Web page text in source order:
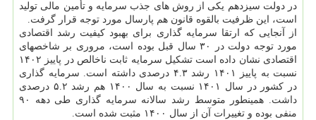
در دولت سیزدهم یکی از روش های جذب سرمایه و تأمین مالی تولید
است، این ظرفیت بالقوه قانون هم پارسال مورد توجه قرار گرفت.
از آنجایی که ارتقا سرمایه گذاری برای بهبود کیفیت رشد اقتصادی
مورد توجه دولت در ۳۰ سال قبل بوده است، مروری بر شاخصهای
اقتصادی نشان داده است تشکیل سرمایه ثابت ناخالص در پاییز ۱۴۰۲
نسبت به پاییز ۱۴۰۱ رشد ۴.۳ درصدی داشته است. سرمایه گذاری
در کشور در سال ۱۴۰۱ نسبت به سال ۱۴۰۰ هم رشد ۵.۲ درصدی
داشت. همینطور متوسط رشد سالانه سرمایه گذاری طی دهه ۹۰
منفی بوده و تغییرات آن از سال ۱۴۰۰ مثبت شده است.